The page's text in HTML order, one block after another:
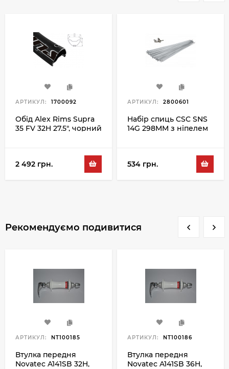
АРТИКУЛ: 1700092
Обід Alex Rims Supra
35 FV 32H 27.5", чорний
2 492 грн.
АРТИКУЛ: 2800601
Набір спиць CSC SNS
14G 298MM з ніпелем
534 грн.
Рекомендуємо подивитися
АРТИКУЛ: NT100185
Втулка передня
Novatec A141SB 32H,
АРТИКУЛ: NT100186
Втулка передня
Novatec A141SB 36H,